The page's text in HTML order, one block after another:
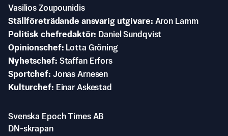
Vasilios Zoupounidis
Ställföreträdande ansvarig utgivare Aron Lamm
Politisk chefredaktör
Daniel Sundqvist
Opinionschef
Lotta Gröning
Nyhetschef Staffan Erfors
Sportchef Jonas Arnesen
Kulturchef
Einar Askestad
Svenska Epoch Times AB
DN-skrapan